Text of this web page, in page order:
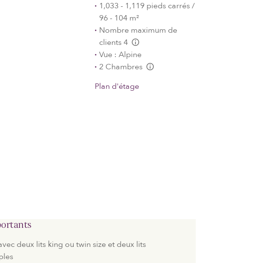
1,033 - 1,119 pieds carrés /
96 - 104 m²
Nombre maximum de
clients 4
L:Generic.Info
Vue : Alpine
2 Chambres
L:Generic.Info
Plan d'étage
deux lits king ou twin size et deux lits